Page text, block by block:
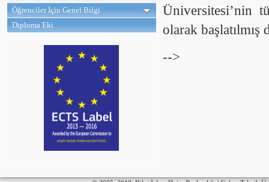
Öğrenciler İçin Genel Bilgi
Diploma Eki
Üniversitesi’nin
olarak başlatılmış
-->